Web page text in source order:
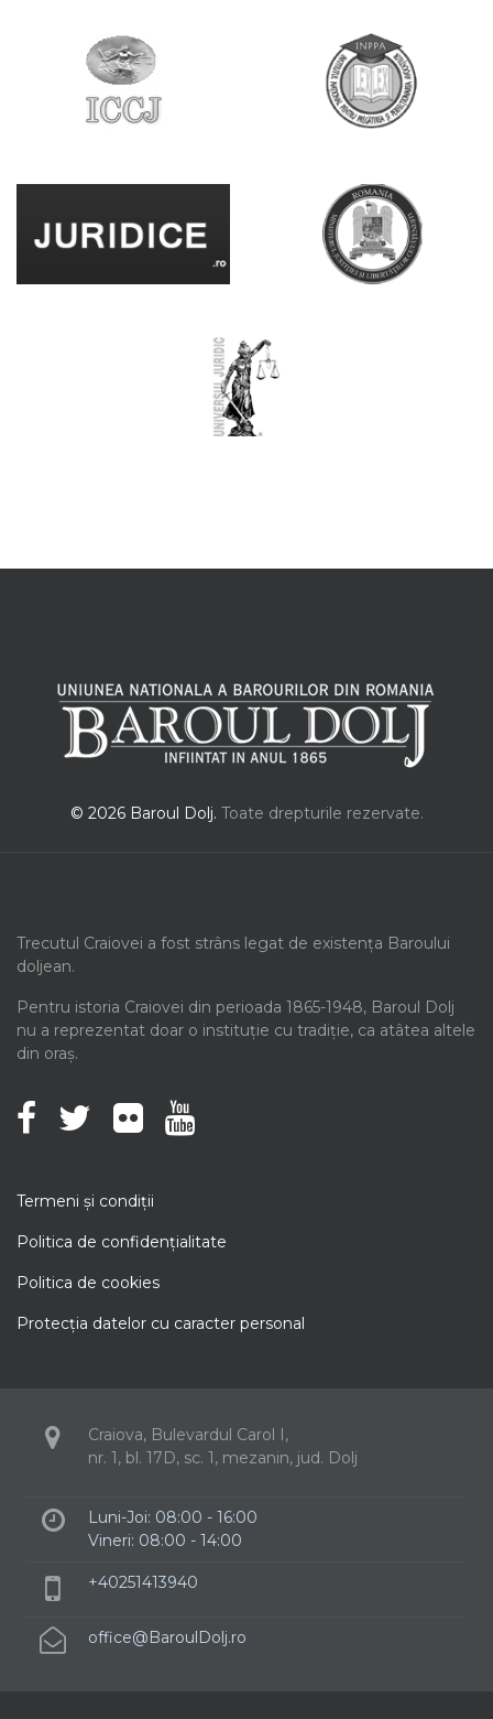
© 2026 Baroul Dolj. Toate drepturile rezervate.
Trecutul Craiovei a fost strâns legat de existența Baroului
doljean.
Pentru istoria Craiovei din perioada 1865-1948, Baroul Dolj
nu a reprezentat doar o instituție cu tradiție, ca atâtea altele
din oraș.
Termeni şi condiţii
Politica de confidenţialitate
Politica de cookies
Protecţia datelor cu caracter personal
Craiova, Bulevardul Carol I,
nr. 1, bl. 17D, sc. 1, mezanin, jud. Dolj
Luni-Joi: 08:00 - 16:00
Vineri: 08:00 - 14:00
+40251413940
office@BaroulDolj.ro